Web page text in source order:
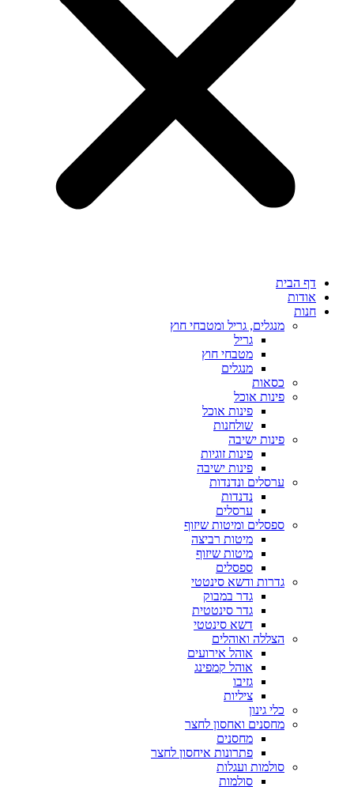
דף הבית
אודות
חנות
מנגלים, גריל ומטבחי חוץ
גריל
מטבחי חוץ
מנגלים
כסאות
פינות אוכל
פינות אוכל
שולחנות
פינות ישיבה
פינות זוגיות
פינות ישיבה
ערסלים ונדנדות
נדנדות
ערסלים
ספסלים ומיטות שיזוף
מיטות רביצה
מיטות שיזוף
ספסלים
גדרות ודשא סינטטי
גדר במבוק
גדר סינטטית
דשא סינטטי
הצללה ואוהלים
אוהל אירועים
אוהל קמפינג
גזיבו
ציליות
כלי גינון
מחסנים ואחסון לחצר
מחסנים
פתרונות איחסון לחצר
סולמות ועגלות
סולמות